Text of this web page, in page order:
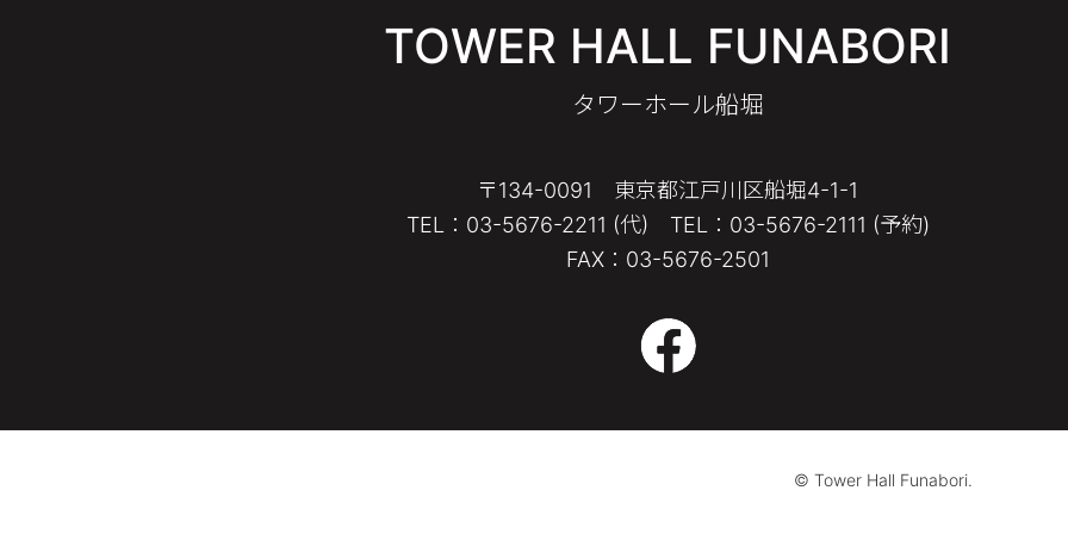
TOWER HALL FUNABORI
タワーホール船堀
〒134-0091 東京都江戸川区船堀4-1-1
TEL：03-5676-2211 (代) TEL：03-5676-2111 (予約)
FAX：03-5676-2501
© Tower Hall Funabori.